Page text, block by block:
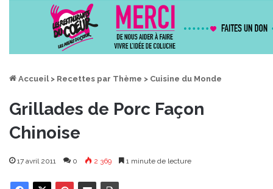
Accueil > Recettes par Thème > Cuisine du Monde
Grillades de Porc Façon
Chinoise
17 avril 2011 0 2 369 1 minute de lecture